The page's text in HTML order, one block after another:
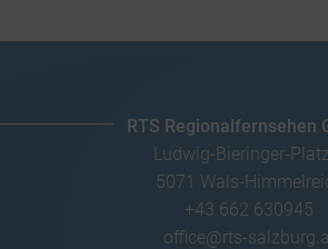
RTS Regionalfernsehen
Ludwig-Bieringer-
5071 Wals-
+43 662 630945
office@rts-